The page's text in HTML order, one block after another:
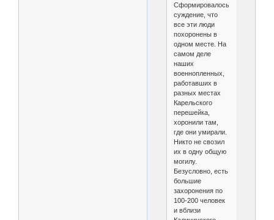
Сформировалось
суждение, что
все эти люди
похоронены в
одном месте. На
самом деле
наших
военнопленных,
работавших в
разных местах
Карельского
перешейка,
хоронили там,
где они умирали.
Никто не свозил
их в одну общую
могилу.
Безусловно, есть
большие
захоронения по
100-200 человек
и вблизи